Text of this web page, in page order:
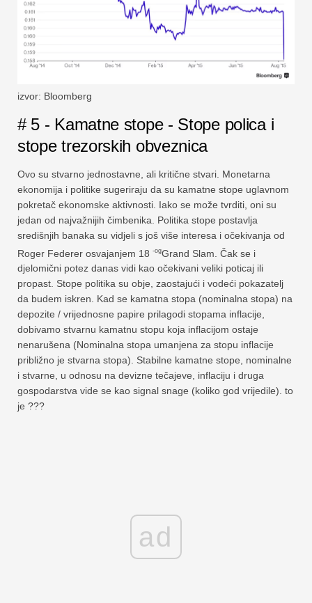
izvor: Bloomberg
# 5 - Kamatne stope - Stope polica i
stope trezorskih obveznica
Ovo su stvarno jednostavne, ali kritične stvari. Monetarna
ekonomija i politike sugeriraju da su kamatne stope uglavnom
pokretač ekonomske aktivnosti. Iako se može tvrditi, oni su
jedan od najvažnijih čimbenika. Politika stope postavlja
središnjih banaka su vidjeli s još više interesa i očekivanja od
Roger Federer osvajanjem 18 -ogGrand Slam. Čak se i
djelomični potez danas vidi kao očekivani veliki poticaj ili
propast. Stope politika su obje, zaostajući i vodeći pokazatelj
da budem iskren. Kad se kamatna stopa (nominalna stopa) na
depozite / vrijednosne papire prilagodi stopama inflacije,
dobivamo stvarnu kamatnu stopu koja inflacijom ostaje
nenarušena (Nominalna stopa umanjena za stopu inflacije
približno je stvarna stopa). Stabilne kamatne stope, nominalne
i stvarne, u odnosu na devizne tečajeve, inflaciju i druga
gospodarstva vide se kao signal snage (koliko god vrijedile). to
je ???
ad